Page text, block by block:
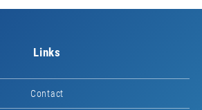
Links
Contact